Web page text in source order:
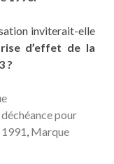
inviterait-elle
d’effet de la
?
déchéance pour
, Marque